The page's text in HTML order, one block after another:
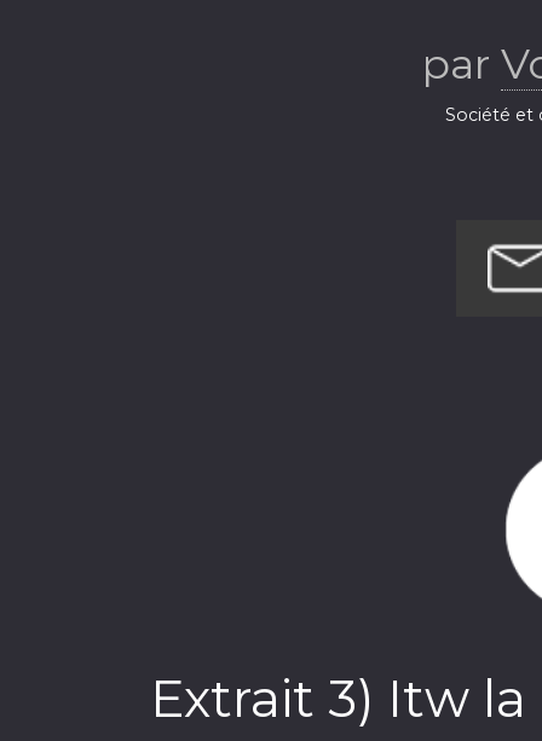
par
Société et
Extrait 3) Itw la